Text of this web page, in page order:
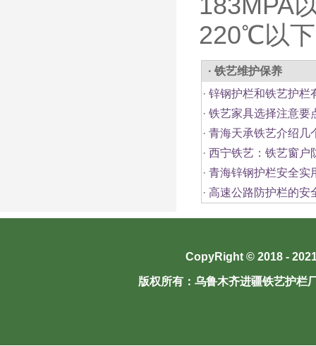
220℃以
· 铁艺维护保养
· 锌钢护栏和铁艺护栏
· 铁艺家具选择注意要
· 青海天承铁艺介绍几
· 西宁铁艺：铁艺窗户
· 青海锌钢护栏安全实
· 高速公路防护栏的安
CopyRight © 2018 -
版权所有： 乌鲁木齐进疆铁艺护栏